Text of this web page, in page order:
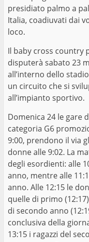
presidiato palmo a
Italia, coadiuvati dai
loco.
Il baby cross country
disputerà sabato 23
all’interno dello
un circuito che si
all’impianto sportivo.
Domenica 24 le gare
categoria G6
9:00, prendono il via
donne alle 9:02. La
degli esordienti: alle
anno, mentre alle
anno. Alle 12:15 le
quelle di primo
di secondo anno
conclusiva della
13:15 i ragazzi del